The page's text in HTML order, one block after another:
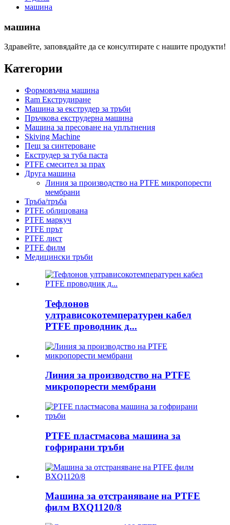
машина
машина
Здравейте, заповядайте да се консултирате с нашите продукти!
Категории
Формовъчна машина
Ram Екструдиране
Машина за екструдер за тръби
Пръчкова екструдерна машина
Машина за пресоване на уплътнения
Skiving Machine
Пещ за синтероване
Екструдер за туба паста
PTFE смесител за прах
Друга машина
Линия за производство на PTFE микропорести
мембрани
Тръба/тръба
PTFE облицована
PTFE маркуч
PTFE прът
PTFE лист
PTFE филм
Медицински тръби
Тефлонов
ултрависокотемпературен кабел
PTFE проводник д...
Линия за производство на PTFE
микропорести мембрани
PTFE пластмасова машина за
гофрирани тръби
Машина за отстраняване на PTFE
филм BXQ1120/8